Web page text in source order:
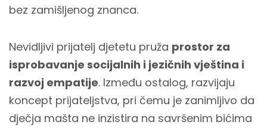
bez zamišljenog znanca.
Nevidljivi prijatelj djetetu pruža prostor za
isprobavanje socijalnih i jezičnih vještina i
razvoj empatije. Između ostalog, razvijaju
koncept prijateljstva, pri čemu je zanimljivo da
dječja mašta ne inzistira na savršenim bićima